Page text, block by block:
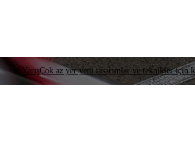
YarışÇok az yer yeni tasarımlar ve teknikler için